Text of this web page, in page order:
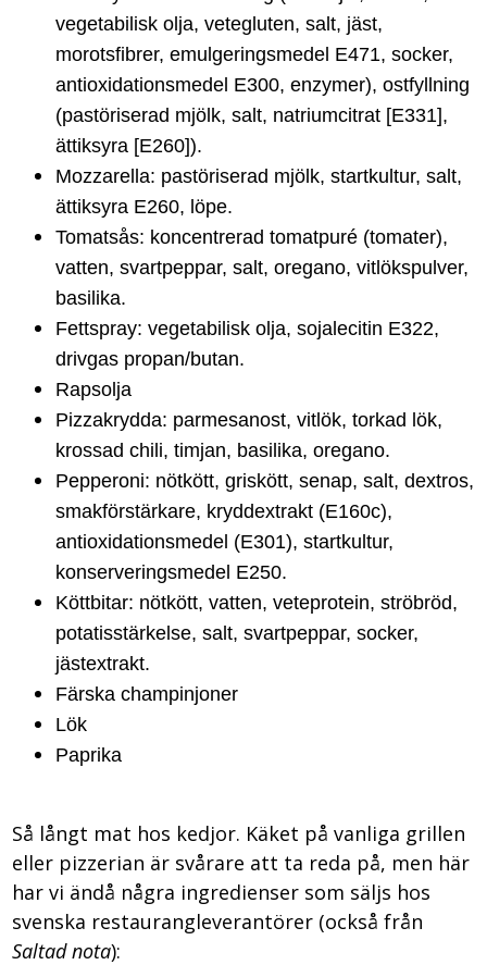
vegetabilisk olja, vetegluten, salt, jäst,
morotsfibrer, emulgeringsmedel E471, socker,
antioxidationsmedel E300, enzymer), ostfyllning
(pastöriserad mjölk, salt, natriumcitrat [E331],
ättiksyra [E260]).
Mozzarella: pastöriserad mjölk, startkultur, salt,
ättiksyra E260, löpe.
Tomatsås: koncentrerad tomatpuré (tomater),
vatten, svartpeppar, salt, oregano, vitlökspulver,
basilika.
Fettspray: vegetabilisk olja, sojalecitin E322,
drivgas propan/butan.
Rapsolja
Pizzakrydda: parmesanost, vitlök, torkad lök,
krossad chili, timjan, basilika, oregano.
Pepperoni: nötkött, griskött, senap, salt, dextros,
smakförstärkare, kryddextrakt (E160c),
antioxidationsmedel (E301), startkultur,
konserveringsmedel E250.
Köttbitar: nötkött, vatten, veteprotein, ströbröd,
potatisstärkelse, salt, svartpeppar, socker,
jästextrakt.
Färska champinjoner
Lök
Paprika
Så långt mat hos kedjor. Käket på vanliga grillen
eller pizzerian är svårare att ta reda på, men här
har vi ändå några ingredienser som säljs hos
svenska restaurangleverantörer (också från
Saltad nota):